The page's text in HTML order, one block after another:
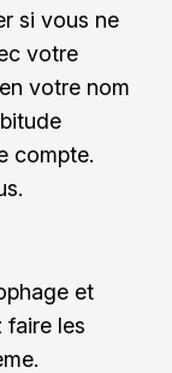
si vous ne
votre
votre nom
compte.
et
faire les